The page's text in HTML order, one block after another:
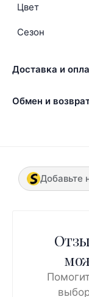
Цвет
Сезон
Доставка и
Обмен и
Добавьте